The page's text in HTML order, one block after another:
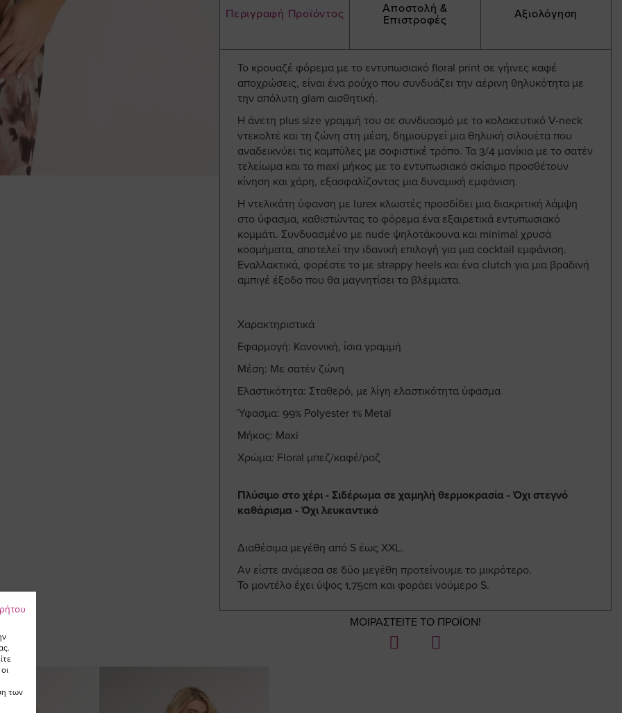
Περιγραφή Προϊόντος
Αποστολή &
Επιστροφές
Αξιολόγηση
Το κρουαζέ φόρεμα με το εντυπωσιακό floral print σε γήινες καφέ
αποχρώσεις, είναι ένα ρούχο που συνδυάζει την αέρινη θηλυκότητα με
την απόλυτη glam αισθητική.
Η άνετη plus size γραμμή του σε συνδυασμό με το κολακευτικό V-neck
ντεκολτέ και τη ζώνη στη μέση, δημιουργεί μια θηλυκή σιλουέτα που
αναδεικνύει τις καμπύλες με σοφιστικέ τρόπο. Τα 3/4 μανίκια με το σατέν
τελείωμα και το maxi μήκος με το εντυπωσιακό σκίσιμο προσθέτουν
κίνηση και χάρη, εξασφαλίζοντας μια δυναμική εμφάνιση.
Η ντελικάτη ύφανση με lurex κλωστές προσδίδει μια διακριτική λάμψη
στο ύφασμα, καθιστώντας το φόρεμα ένα εξαιρετικά εντυπωσιακό
κομμάτι. Συνδυασμένο με nude ψηλοτάκουνα και minimal χρυσά
κοσμήματα, αποτελεί την ιδανική επιλογή για μια cocktail εμφάνιση.
Εναλλακτικά, φορέστε το με strappy heels και ένα clutch για μια βραδινή
αμπιγέ έξοδο που θα μαγνητίσει τα βλέμματα.
Χαρακτηριστικά
Εφαρμογή: Κανονική, ίσια γραμμή
Μέση: Με σατέν ζώνη
Ελαστικότητα: Σταθερό, με λίγη ελαστικότητα ύφασμα
Ύφασμα: 99% Polyester 1% Metal
Μήκος: Maxi
Χρώμα: Floral μπεζ/καφέ/ροζ
Πλύσιμο στο χέρι - Σιδέρωμα σε χαμηλή θερμοκρασία - Όχι στεγνό
καθάρισμα - Όχι λευκαντικό
Διαθέσιμα μεγέθη από S έως XXL.
Αν είστε ανάμεσα σε δύο μεγέθη προτείνουμε το μικρότερο.
Το μοντέλο έχει ύψος 1,75cm και φοράει νούμερο S.
ΜΟΙΡΑΣΤΕΙΤΕ ΤΟ ΠΡΟΪΟΝ!
των